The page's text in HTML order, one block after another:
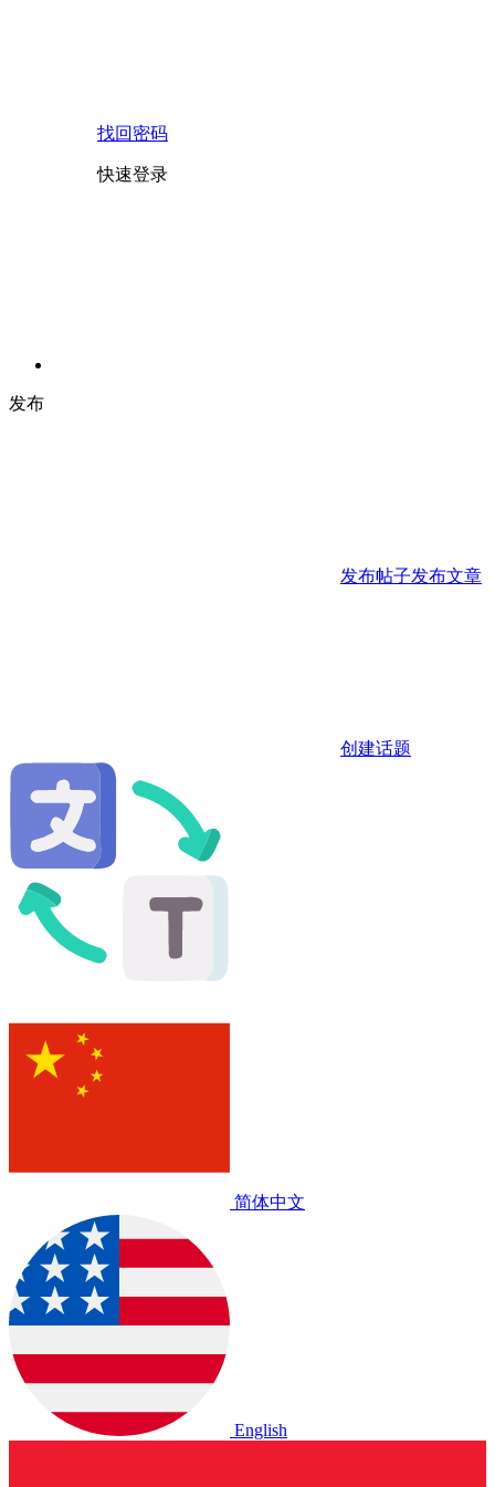
找回密码
快速登录
发布
发布帖子发布文章
创建话题
简体中文
English